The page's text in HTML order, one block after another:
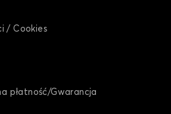
/ Cookies
płatność/Gwarancja